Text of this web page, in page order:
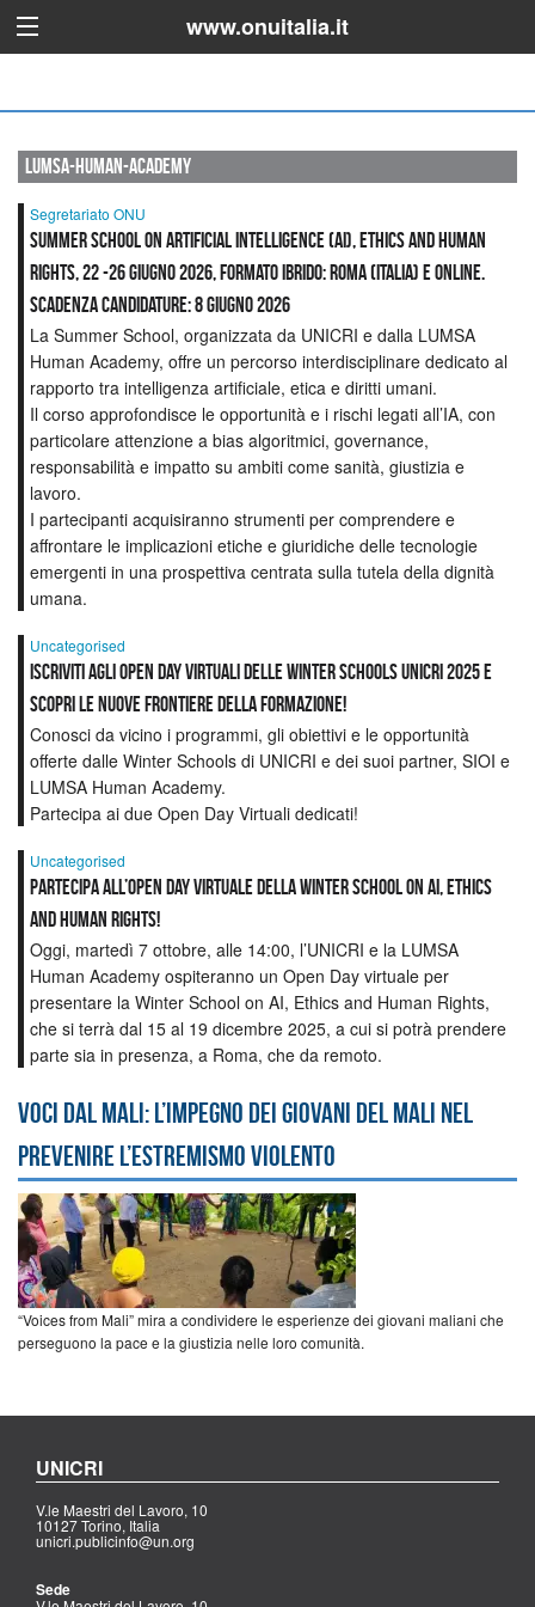
www.onuitalia.it
lumsa-human-academy
Segretariato ONU
Summer School on Artificial Intelligence (AI), Ethics and Human
Rights, 22 -26 giugno 2026, Formato Ibrido: Roma (Italia) e online.
Scadenza candidature: 8 giugno 2026
La Summer School, organizzata da UNICRI e dalla LUMSA
Human Academy, offre un percorso interdisciplinare dedicato al
rapporto tra intelligenza artificiale, etica e diritti umani.
Il corso approfondisce le opportunità e i rischi legati all’IA, con
particolare attenzione a bias algoritmici, governance,
responsabilità e impatto su ambiti come sanità, giustizia e
lavoro.
I partecipanti acquisiranno strumenti per comprendere e
affrontare le implicazioni etiche e giuridiche delle tecnologie
emergenti in una prospettiva centrata sulla tutela della dignità
umana.
Uncategorised
Iscriviti agli Open Day Virtuali delle Winter Schools UNICRI 2025 e
scopri le nuove frontiere della formazione!
Conosci da vicino i programmi, gli obiettivi e le opportunità
offerte dalle Winter Schools di UNICRI e dei suoi partner, SIOI e
LUMSA Human Academy.
Partecipa ai due Open Day Virtuali dedicati!
Uncategorised
Partecipa all’Open Day virtuale della Winter School on AI, Ethics
and Human Rights!
Oggi, martedì 7 ottobre, alle 14:00, l’UNICRI e la LUMSA
Human Academy ospiteranno un Open Day virtuale per
presentare la Winter School on AI, Ethics and Human Rights,
che si terrà dal 15 al 19 dicembre 2025, a cui si potrà prendere
parte sia in presenza, a Roma, che da remoto.
Voci dal Mali: l’impegno dei giovani del Mali nel
prevenire l’estremismo violento
“Voices from Mali” mira a condividere le esperienze dei giovani maliani che
perseguono la pace e la giustizia nelle loro comunità.
UNICRI
V.le Maestri del Lavoro, 10
10127 Torino, Italia
unicri.publicinfo@un.org
Sede